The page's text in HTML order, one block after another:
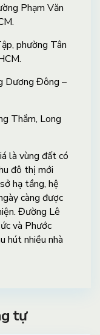
Phạm Văn
phường Tân
Dương Đông –
Thắm, Long
là vùng đất có
đô thị mới
hạ tầng, hệ
càng được
Đường Lê
và Phước
hút nhiều nhà
tự